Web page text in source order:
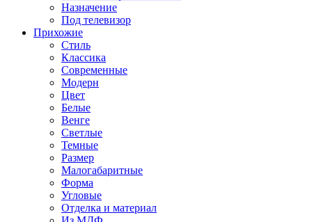
Назначение
Под телевизор
Прихожие
Стиль
Классика
Современные
Модерн
Цвет
Белые
Венге
Светлые
Темные
Размер
Малогабаритные
Форма
Угловые
Отделка и материал